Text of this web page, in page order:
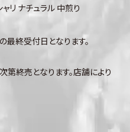
リ ナチュラル 中煎り
最終受付日となります。
終売となります。店舗により